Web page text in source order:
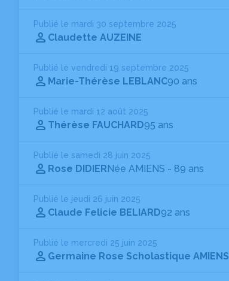
Publié le mardi 30 septembre 2025
Claudette AUZEINE
Publié le vendredi 19 septembre 2025
Marie-Thérèse LEBLANC90 ans
Publié le mardi 12 août 2025
Thérèse FAUCHARD95 ans
Publié le samedi 28 juin 2025
Rose DIDIERNée AMIENS - 89 ans
Publié le jeudi 26 juin 2025
Claude Felicie BELIARD92 ans
Publié le mercredi 25 juin 2025
Germaine Rose Scholastique AMIENS